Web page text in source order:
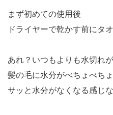
まず初めての使用後
ドライヤーで乾かす前にタ
あれ？いつもよりも水切れ
髪の毛に水分がべちょべち
サッと水分がなくなる感じな